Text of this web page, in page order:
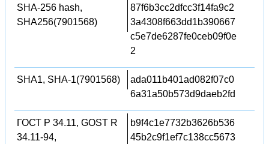
SHA-256 hash,
SHA256(7901568)
87f6b3cc2dfcc3f14fa9c2
3a4308f663dd1b390667
c5e7de6287fe0ceb09f0e
2
SHA1, SHA-1(7901568)
ada011b401ad082f07c0
6a31a50b573d9daeb2fd
ГОСТ Р 34.11, GOST R
34.11-94,
b9f4c1e7732b3626b536
45b2c9f1ef7c138cc5673